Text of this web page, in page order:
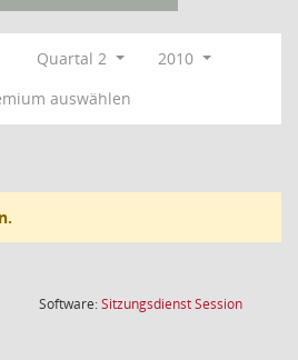
Quartal 2
2010
auswählen
Software:SitzungsdienstSession(Wird in